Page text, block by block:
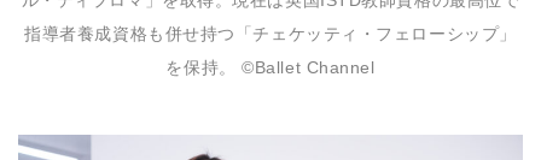
指導者養成資格も併せ持つ「チェケッティ・フェローシップ」
を保持。 ©Ballet Channel